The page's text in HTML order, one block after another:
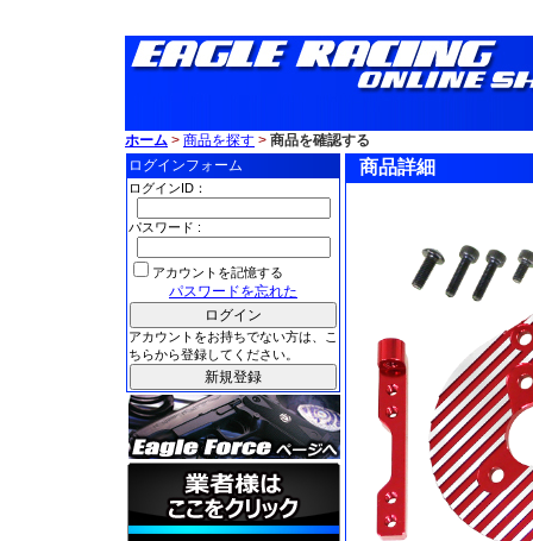
ホーム > 商品を探す > 商品を確認する
ログインフォーム
ログインID：
パスワード :
アカウントを記憶する
パスワードを忘れた
アカウントをお持ちでない方は、こ
ちらから登録してください。
商品詳細